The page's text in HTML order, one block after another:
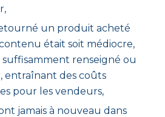
un produit acheté
était soit médiocre,
suffisamment renseigné ou
entraînant des coûts
pour les vendeurs,
jamais à nouveau dans